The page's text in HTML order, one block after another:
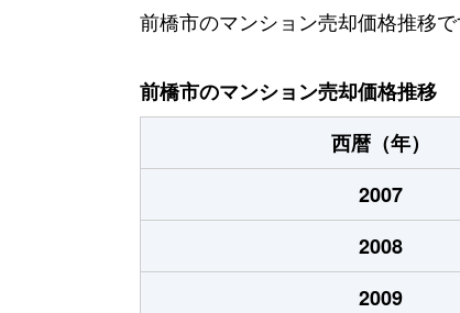
本町
320万円
南町
1,100万円
元総社町
210万円
前橋市のマンション売却価格推移で
前橋市のマンション売却価格推移
西暦（年）
2007
2008
2009